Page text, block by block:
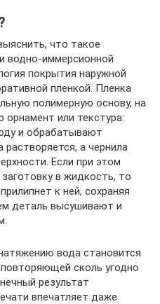
что такое
водно-иммерсионной
покрытия наружной
пленкой. Пленка
полимерную основу, на
орнамент или текстура:
и обрабатывают
а чернила
Если при этом
в жидкость, то
к ней, сохраняя
деталь высушивают и
вода становится
сколь угодно
результат
впечатляет даже